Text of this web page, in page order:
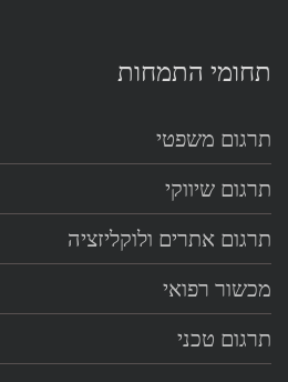
תחומי התמחות
תרגום משפטי
תרגום שיווקי
תרגום אתרים ולוקליזציה
מכשור רפואי
תרגום טכני